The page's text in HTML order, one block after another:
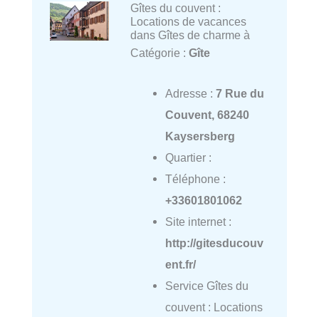
Gîtes du couvent :
Locations de vacances
dans Gîtes de charme à
Catégorie : Gîte
Adresse : 7 Rue du
Couvent, 68240
Kaysersberg
Quartier :
Téléphone :
+33601801062
Site internet :
http://gitesducouv
ent.fr/
Service Gîtes du
couvent : Locations